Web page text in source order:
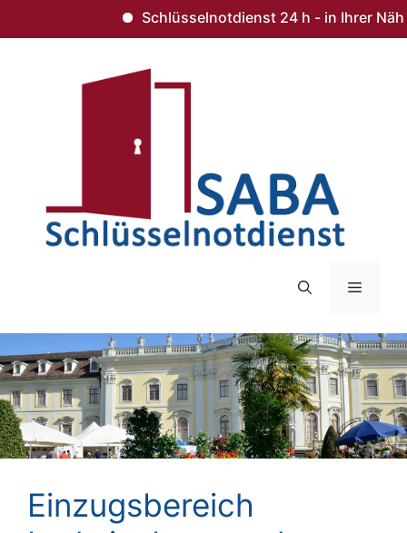
Schlüsselnotdienst 24 h - in Ihrer Nähe
Menü
Einzugsbereich